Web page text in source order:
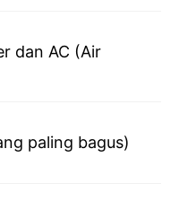
dan AC (Air
paling bagus)